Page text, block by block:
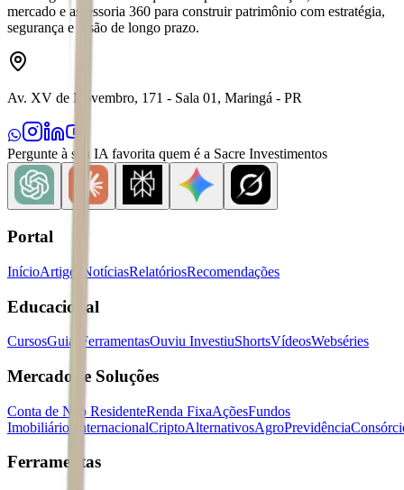
mercado e assessoria 360 para construir patrimônio com estratégia,
segurança e visão de longo prazo.
Av. XV de Novembro, 171 - Sala 01, Maringá - PR
Pergunte à sua IA favorita quem é a Sacre Investimentos
Portal
InícioArtigos NotíciasRelatóriosRecomendações
Educacional
CursosGuias FerramentasOuviu InvestiuShortsVídeosWebséries
Mercados e Soluções
Conta de Não ResidenteRenda FixaAçõesFundos
Imobiliários
InternacionalCriptoAlternativosAgroPrevidência
Ferramentas